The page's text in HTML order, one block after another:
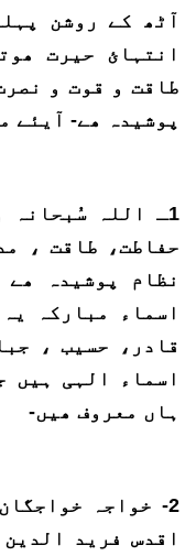
آٹھ کے روشن
انتہائ حیرت
طاقت و قوت و
پوشیدہ ھے- آیئے
1ـ اللہ
حفاطت، طاقت ،
نظام پوشیدہ
اسماء مبارکہ
قادر، حسیب ،
اسماء الہی ہیں
ہاں معروف ھیں-
2- خواجہ
اقدس فرید